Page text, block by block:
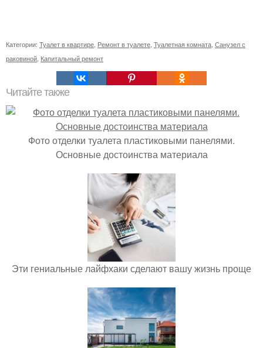
Категории: Туалет в квартире Ремонт в туалете Туалетная комната Санузел с
раковиной Капитальный ремонт
Читайте также
Фото отделки туалета пластиковыми панелями.
Основные достоинства материала
Эти гениальные лайфхаки сделают вашу жизнь проще